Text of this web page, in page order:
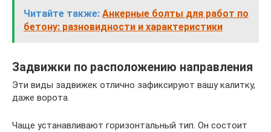
Читайте также: Анкерные болты для работ по
бетону: разновидности и характеристики
Задвижки по расположению направления
Эти виды задвижек отлично зафиксируют вашу калитку,
даже ворота.
Чаще устанавливают горизонтальный тип. Он состоит